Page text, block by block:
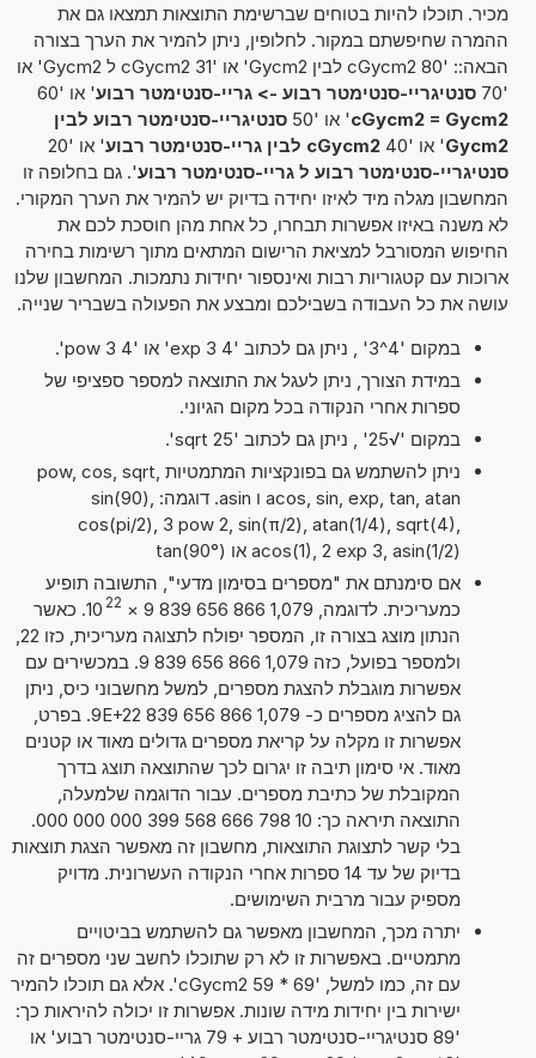
מכיר. תוכלו להיות בטוחים שברשימת התוצאות תמצאו גם את
ההמרה שחיפשתם במקור. לחלופין, ניתן להמיר את הערך בצורה
הבאה:: '80 cGycm2 לבין Gycm2' או '31 cGycm2 ל Gycm2' או
'70
סנטיגריי-סנטימטר רבוע -> גריי-סנטימטר רבוע' או '60
cGycm2 = Gycm2' או '50
סנטיגריי-סנטימטר רבוע לבין
Gycm2' או '40 cGycm2 לבין גריי-סנטימטר רבוע
' או '20
סנטיגריי-סנטימטר רבוע ל גריי-סנטימטר רבוע'. גם בחלופה זו
המחשבון מגלה מיד לאיזו יחידה בדיוק יש להמיר את הערך המקורי.
לא משנה באיזו אפשרות תבחרו, כל אחת מהן חוסכת לכם את
החיפוש המסורבל למציאת הרישום המתאים מתוך רשימות בחירה
ארוכות עם קטגוריות רבות ואינספור יחידות נתמכות. המחשבון שלנו
עושה את כל העבודה בשבילכם ומבצע את הפעולה בשבריר שנייה.
במקום '4^3' , ניתן גם לכתוב '4 exp 3' או '4 pow 3'.
במידת הצורך, ניתן לעגל את התוצאה למספר ספציפי של
ספרות אחרי הנקודה בכל מקום הגיוני.
במקום '√25' , ניתן גם לכתוב 'sqrt 25'.
ניתן להשתמש גם בפונקציות המתמטיות pow, cos, sqrt,
acos, sin, exp, tan, atan ו asin. דוגמה: sin(90),
cos(pi/2), 3 pow 2, sin(π/2), atan(1/4), sqrt(4),
acos(1), 2 exp 3, asin(1/2) או tan(90°)
אם סימנתם את "מספרים בסימון מדעי", התשובה תופיע
כמעריכית. לדוגמה, 1,079 866 656 839 9
×
10 22
. כאשר
ולמספר בפועל, כזה 1,079 866 656 839 9. במכשירים עם
אפשרות מוגבלת להצגת מספרים, למשל מחשבוני כיס, ניתן
גם להציג מספרים כ- 1,079 866 656 839 9E+22. בפרט,
אפשרות זו מקלה על קריאת מספרים גדולים מאוד או קטנים
מאוד. אי סימון תיבה זו יגרום לכך שהתוצאה תוצג בדרך
המקובלת של כתיבת מספרים. עבור הדוגמה שלמעלה,
התוצאה תיראה כך: 10 798 666 568 399 000 000 000.
בלי קשר לתצוגת התוצאות, מחשבון זה מאפשר הצגת תוצאות
בדיוק של עד 14 ספרות אחרי הנקודה העשרונית. מדויק
מספיק עבור מרבית השימושים.
יתרה מכך, המחשבון מאפשר גם להשתמש בביטויים
מתמטיים. באפשרות זו לא רק שתוכלו לחשב שני מספרים זה
עם זה, כמו למשל, '69 * 59 cGycm2'. אלא גם תוכלו להמיר
ישירות בין יחידות מידה שונות. אפשרות זו יכולה להיראות כך:
'89 סנטיגריי-סנטימטר רבוע + 79 גריי-סנטימטר רבוע' או